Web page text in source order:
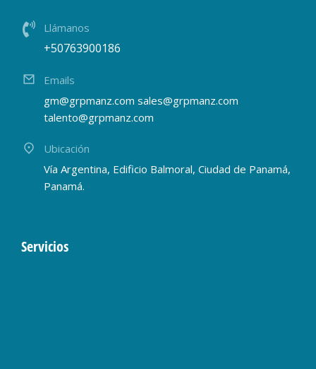
Llámanos
+50763900186
Emails
gm@grpmanz.com sales@grpmanz.com
talento@grpmanz.com
Ubicación
Vía Argentina, Edificio Balmoral, Ciudad de Panamá,
Panamá.
Servicios